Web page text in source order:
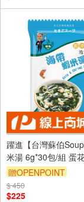
躍進【台灣蘇伯
米湯 6g*30包/組 蛋
秒快沖 即沖即食 速
品 蘇伯 湯塊 非素食
贈OPENPOINT
$ 450
$225